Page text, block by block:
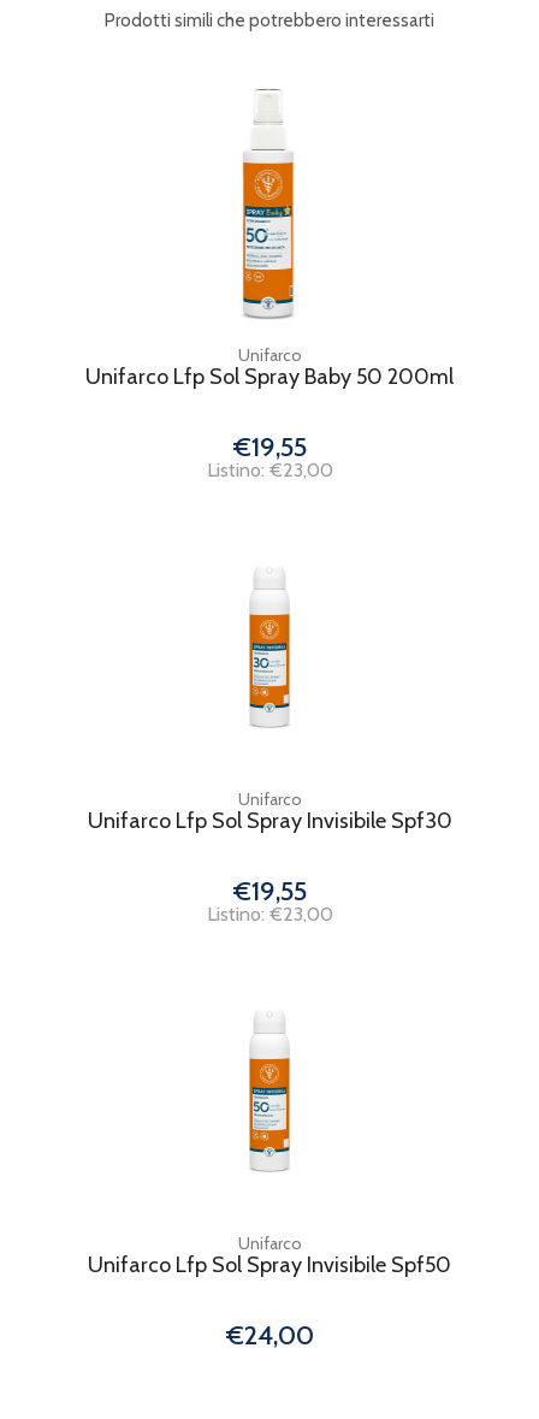
Prodotti simili che potrebbero interessarti
Unifarco
Unifarco Lfp Sol Spray Baby 50 200ml
€19,55
Listino: €23,00
Unifarco
Unifarco Lfp Sol Spray Invisibile Spf30
€19,55
Listino: €23,00
Unifarco
Unifarco Lfp Sol Spray Invisibile Spf50
€24,00